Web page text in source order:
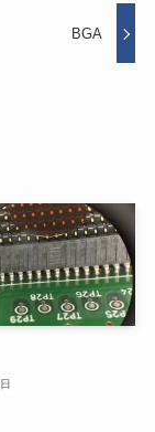
BGA